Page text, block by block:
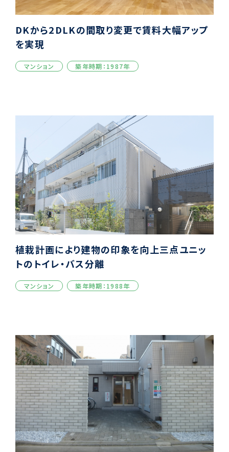
DKから2DLKの間取り変更で賃料大幅アップ
を実現
マンション 築年時期：1987年
植栽計画により建物の印象を向上三点ユニッ
トのトイレ・バス分離
マンション 築年時期：1988年